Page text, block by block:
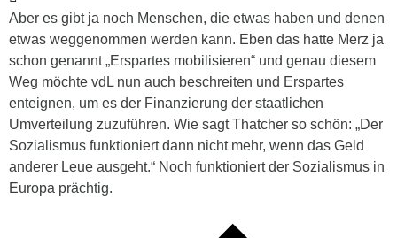
Aber es gibt ja noch Menschen, die etwas haben und denen
etwas weggenommen werden kann. Eben das hatte Merz ja
schon genannt „Erspartes mobilisieren“ und genau diesem
Weg möchte vdL nun auch beschreiten und Erspartes
enteignen, um es der Finanzierung der staatlichen
Umverteilung zuzuführen. Wie sagt Thatcher so schön: „Der
Sozialismus funktioniert dann nicht mehr, wenn das Geld
anderer Leue ausgeht.“ Noch funktioniert der Sozialismus in
Europa prächtig.